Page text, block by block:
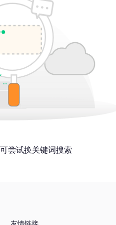
尝试换关键词搜索
友情链接